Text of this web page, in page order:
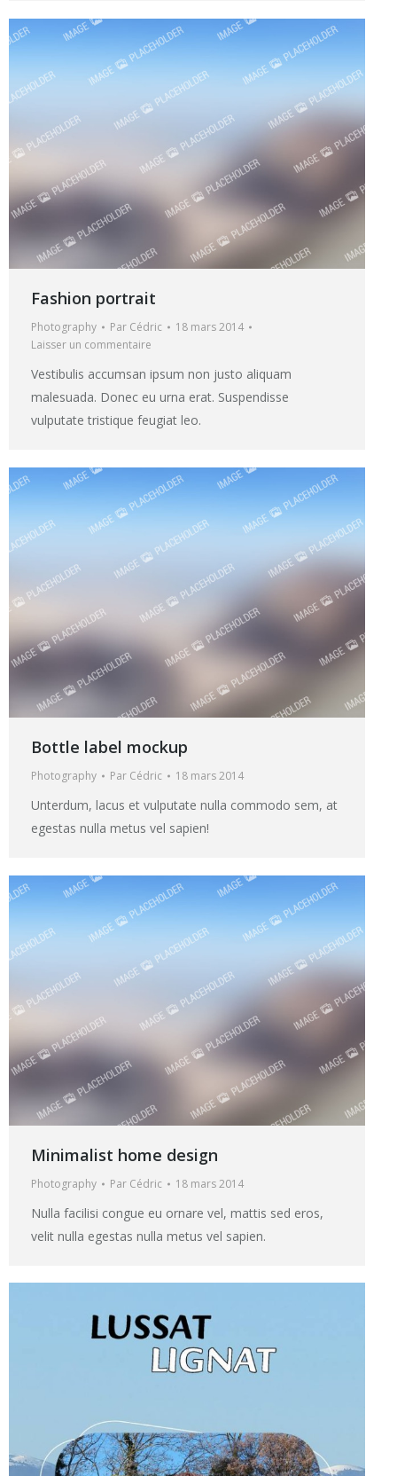
Fashion portrait
Photography Par Cédric
18 mars 2014
Laisser un commentaire
Vestibulis accumsan ipsum non justo aliquam
malesuada. Donec eu urna erat. Suspendisse
vulputate tristique feugiat leo.
Bottle label mockup
Photography Par Cédric 18 mars 2014
Unterdum, lacus et vulputate nulla commodo sem, at
egestas nulla metus vel sapien!
Minimalist home design
Photography Par Cédric 18 mars 2014
Nulla facilisi congue eu ornare vel, mattis sed eros,
velit nulla egestas nulla metus vel sapien.